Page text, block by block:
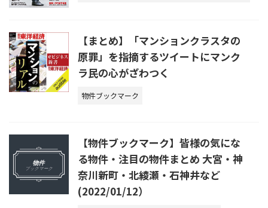
【まとめ】「マンションクラスタの
原罪」を指摘するツイートにマンク
ラ民の心がざわつく
物件ブックマーク
【物件ブックマーク】皆様の気にな
る物件・注目の物件まとめ 大宮・神
奈川新町・北綾瀬・石神井など
(2022/01/12）